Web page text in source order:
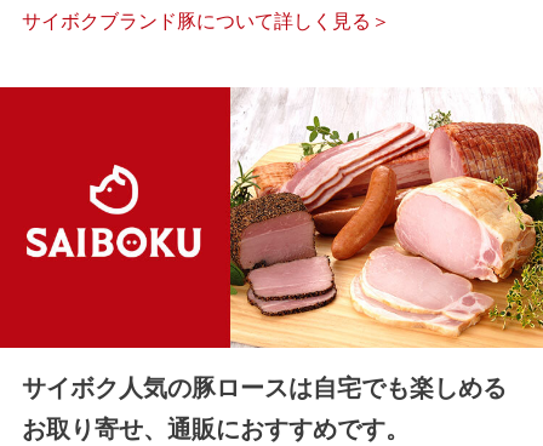
サイボクブランド豚について詳しく見る＞
サイボク人気の豚ロースは自宅でも楽しめる
お取り寄せ、通販におすすめです。